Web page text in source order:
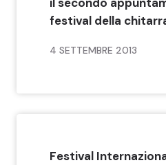
festival della
4 SETTEMBRE 2013
Festival